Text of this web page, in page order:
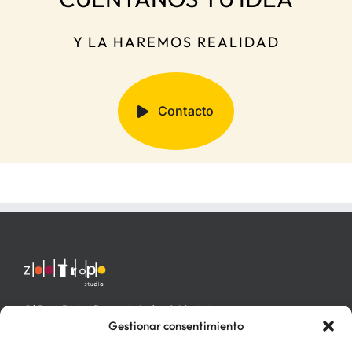
Gestionar consentimiento
Y LA HAREMOS REALIDAD
Contacto
C/ Fray Pedro Ponce de León nº 4 bajo izq.